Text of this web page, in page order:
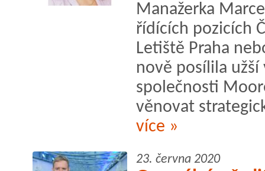
Manažerka
řídících pozicích
Letiště Praha
nově posílila
společnosti
věnovat
více »
23. června 2020